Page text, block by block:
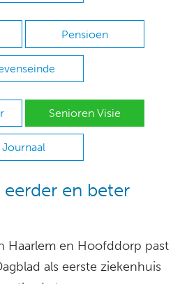
Pensioen
Senioren Visie
Journaal
en beter
Haarlem en Hoofddorp past
als eerste ziekenhuis